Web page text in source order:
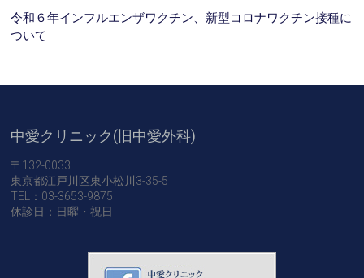
令和６年インフルエンザワクチン、新型コロナワクチン接種に
ついて
中愛クリニック(旧中愛外科)
〒132-0033
東京都江戸川区東小松川3-35-5
TEL：03-3653-9875
休診日：日曜・祝日